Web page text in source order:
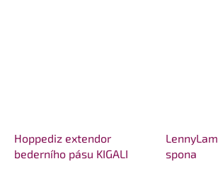
Hoppediz extendor
bederního pásu KIGALI
spona